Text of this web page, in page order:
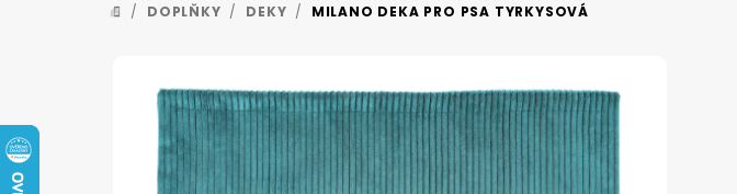
DOMŮ
/ DOPLŇKY / DEKY / MILANO DEKA PRO PSA TYRKYSOVÁ